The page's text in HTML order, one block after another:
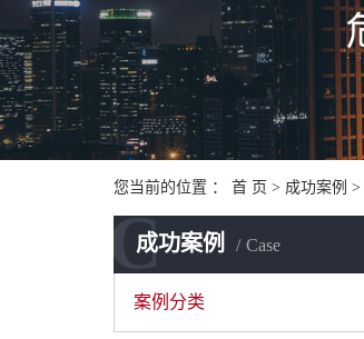
您当前的位置 ： 首 页 > 成功案例 >
成功案例 Case
C
案例分类